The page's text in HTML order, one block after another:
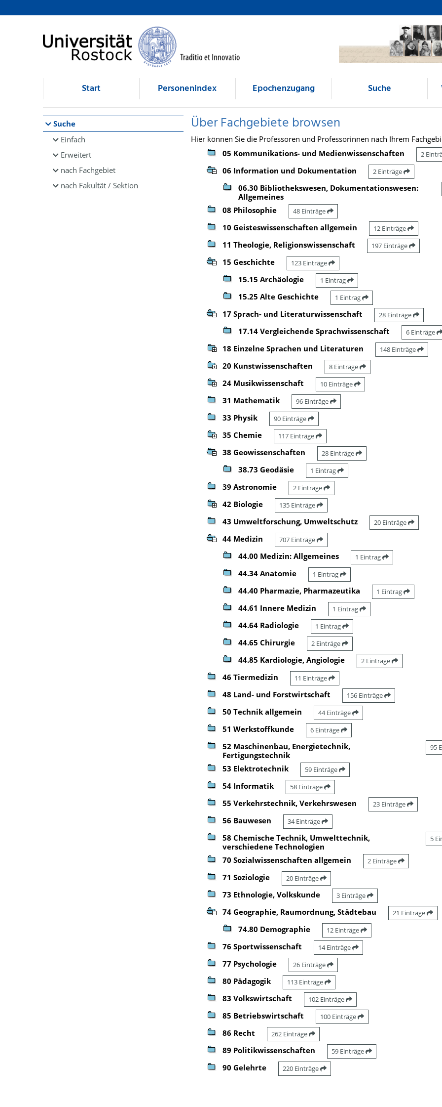
Browsen
direkt zum Inhalt
Start Personenindex Epochenzugang Suche
Suche
Einfach
Erweitert
nach Fachgebiet
nach Fakultät / Sektion
Über Fachgebiete browsen
Hier können Sie die Professoren und Professorinnen nach Ihrem
05 Kommunikations- und Medienwissenschaften
2
06 Information und Dokumentation 2 Einträge
06.30 Bibliothekswesen, Dokumentationswesen:
Allgemeines
08 Philosophie 48 Einträge
10 Geisteswissenschaften allgemein 12 Einträge
11 Theologie, Religionswissenschaft 197 Einträge
15 Geschichte 123 Einträge
15.15 Archäologie 1 Eintrag
15.25 Alte Geschichte 1 Eintrag
17 Sprach- und Literaturwissenschaft 28 Einträge
17.14 Vergleichende Sprachwissenschaft 6 Einträge
18 Einzelne Sprachen und Literaturen 148 Einträge
20 Kunstwissenschaften 8 Einträge
24 Musikwissenschaft 10 Einträge
31 Mathematik 96 Einträge
33 Physik 90 Einträge
35 Chemie 117 Einträge
38 Geowissenschaften 28 Einträge
38.73 Geodäsie 1 Eintrag
39 Astronomie 2 Einträge
42 Biologie 135 Einträge
43 Umweltforschung, Umweltschutz 20 Einträge
44 Medizin 707 Einträge
44.00 Medizin: Allgemeines 1 Eintrag
44.34 Anatomie 1 Eintrag
44.40 Pharmazie, Pharmazeutika 1 Eintrag
44.61 Innere Medizin 1 Eintrag
44.64 Radiologie 1 Eintrag
44.65 Chirurgie 2 Einträge
44.85 Kardiologie, Angiologie 2 Einträge
46 Tiermedizin 11 Einträge
48 Land- und Forstwirtschaft 156 Einträge
50 Technik allgemein 44 Einträge
51 Werkstoffkunde 6 Einträge
52 Maschinenbau, Energietechnik,
Fertigungstechnik
95
53 Elektrotechnik 59 Einträge
54 Informatik 58 Einträge
55 Verkehrstechnik, Verkehrswesen 23 Einträge
56 Bauwesen 34 Einträge
58 Chemische Technik, Umwelttechnik,
verschiedene Technologien
5
70 Sozialwissenschaften allgemein 2 Einträge
71 Soziologie 20 Einträge
73 Ethnologie, Volkskunde 3 Einträge
74 Geographie, Raumordnung, Städtebau 21 Einträge
74.80 Demographie 12 Einträge
76 Sportwissenschaft 14 Einträge
77 Psychologie 26 Einträge
80 Pädagogik 113 Einträge
83 Volkswirtschaft 102 Einträge
85 Betriebswirtschaft 100 Einträge
86 Recht 262 Einträge
89 Politikwissenschaften 59 Einträge
90 Gelehrte 220 Einträge